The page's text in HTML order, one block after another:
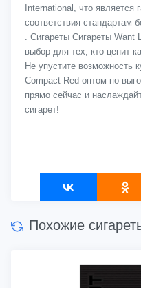
International, что является
соответствия стандартам
. Сигареты Сигареты
выбор для тех, кто ценит
Не упустите возможность
Compact Red оптом по
прямо сейчас и
сигарет!
Похожие